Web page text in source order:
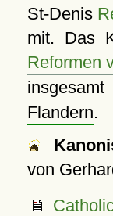
St-Denis
mit. Das
Reformen
Flandern.
von